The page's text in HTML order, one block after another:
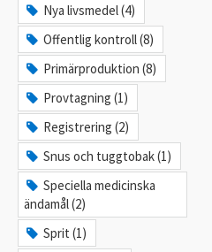
Nya livsmedel (4)
Offentlig kontroll (8)
Primärproduktion (8)
Provtagning (1)
Registrering (2)
Snus och tuggtobak (1)
Speciella medicinska
ändamål (2)
Sprit (1)